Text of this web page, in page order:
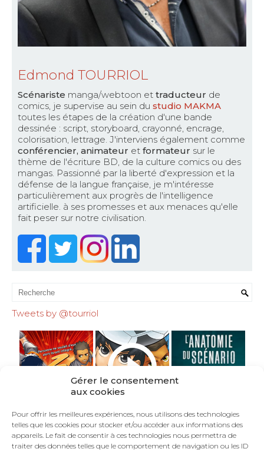
Gérer le consentement
aux cookies
Pour offrir les meilleures expériences, nous utilisons des technologies
telles que les cookies pour stocker et/ou accéder aux informations des
appareils. Le fait de consentir à ces technologies nous permettra de
traiter des données telles que le comportement de navigation ou les ID
Edmond TOURRIOL
Scénariste manga/webtoon et traducteur de
comics, je supervise au sein du studio MAKMA
toutes les étapes de la création d'une bande
dessinée : script, storyboard, crayonné, encrage,
colorisation, lettrage. J'interviens également comme
conférencier, animateur et formateur sur le
thème de l'écriture BD, de la culture comics ou des
mangas. Passionné par la liberté d'expression et la
défense de la langue française, je m'intéresse
particulièrement aux progrès de l'intelligence
artificielle. à ses promesses et aux menaces qu'elle
fait peser sur notre civilisation.
Tweets by @tourriol